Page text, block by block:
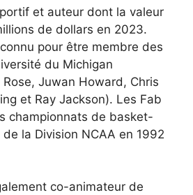
et auteur dont la valeur
de dollars en 2023.
pour être membre des
du Michigan
Juwan Howard, Chris
et Ray Jackson). Les Fab
championnats de basket-
la Division NCAA en 1992
co-animateur de